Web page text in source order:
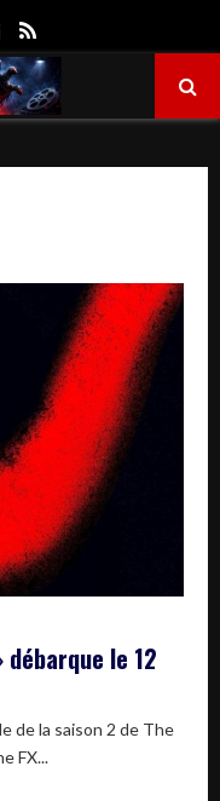
Email
le 12
de la saison 2 de The
FX...